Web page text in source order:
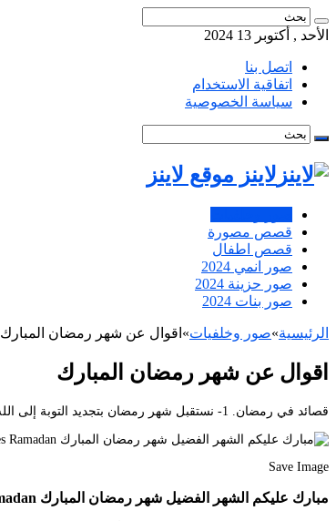
الأحد , أكتوبر 13 2024
اتصل بنا
اتفاقية الاستخدام
سياسة الخصوصية
لاينز موقع لاينز
قصص مصورة
قصص اطفال
صور انمي 2024
صور حزينة 2024
صور بنات 2024
الرئيسية»صور وخلفيات» اقوال عن شهر رمضان المبارك
اقوال عن شهر رمضان المبارك
قصائد في رمضان. 1- نستقبل شهر رمضان بتجديد التوبة إلى الله سبحانه وتعالى. Apr 03 2021 قصائد وأشعار استقبال شهر رمضان المبارك.
Save Image
مبارك عليكم الشهر الفضيل شهر رمضان المبارك Ramadan Greetings Ramadan Quotes Ramadan